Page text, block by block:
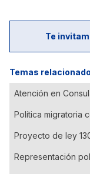
Te
Temas
Atención en
Política migratoria
Proyecto de ley
Representación